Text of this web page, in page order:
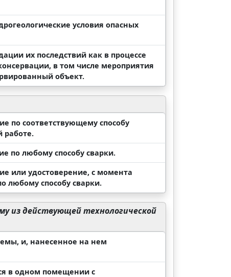
условия опасных
их последствий как в процессе
в том числе мероприятия
объект.
по соответствующему способу
работе.
по любому способу сварки.
или удостоверение, с момента
любому способу сварки.
из действующей технологической
и, нанесенное на нем
в одном помещении с